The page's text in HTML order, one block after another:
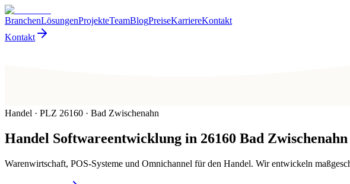
BranchenLösungenProjekteTeamBlogPreiseKarriereKontakt
Kontakt
Handel · PLZ 26160 · Bad Zwischenahn
Handel Softwareentwicklung in 26160 Bad Zwischenahn
Warenwirtschaft, POS-Systeme und Omnichannel für den Handel. Wir entwickeln